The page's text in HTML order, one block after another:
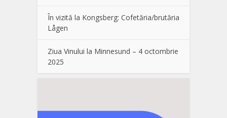
În vizită la Kongsberg: Cofetăria/brutăria
Lågen
Ziua Vinului la Minnesund – 4 octombrie
2025